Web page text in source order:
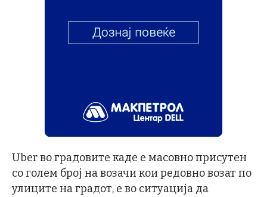
Uber во градовите каде е масовно присутен
со голем број на возачи кои редовно возат по
улиците на градот, е во ситуација да